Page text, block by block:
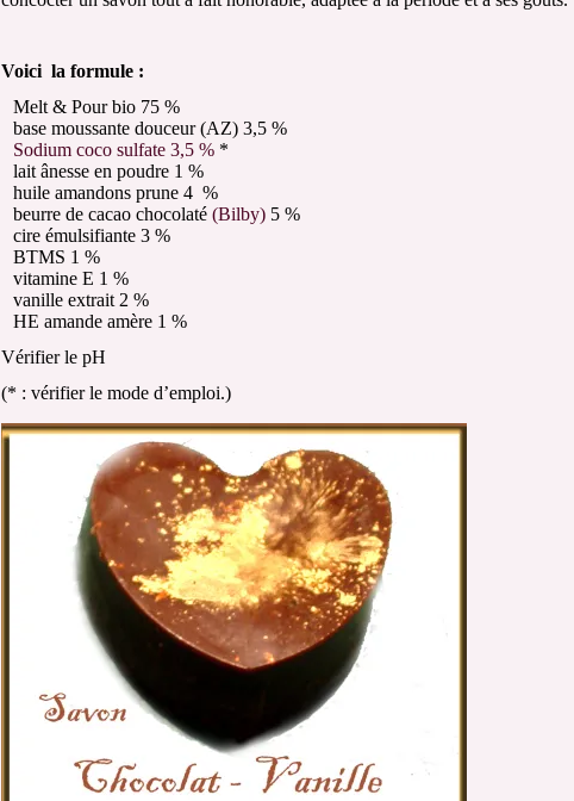
Voici la formule :
Melt & Pour bio 75 %
base moussante douceur (AZ) 3,5 %
Sodium coco sulfate 3,5 % *
lait ânesse en poudre 1 %
huile amandons prune 4 %
beurre de cacao chocolaté (Bilby) 5 %
cire émulsifiante 3 %
BTMS 1 %
vitamine E 1 %
vanille extrait 2 %
HE amande amère 1 %
Vérifier le pH
(* : vérifier le mode d’emploi.)